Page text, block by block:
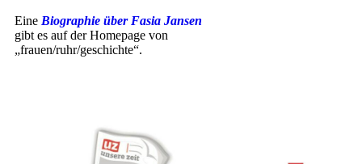
Eine Biographie über Fasia Jansen
gibt es auf der Homepage von
„frauen/ruhr/geschichte“.